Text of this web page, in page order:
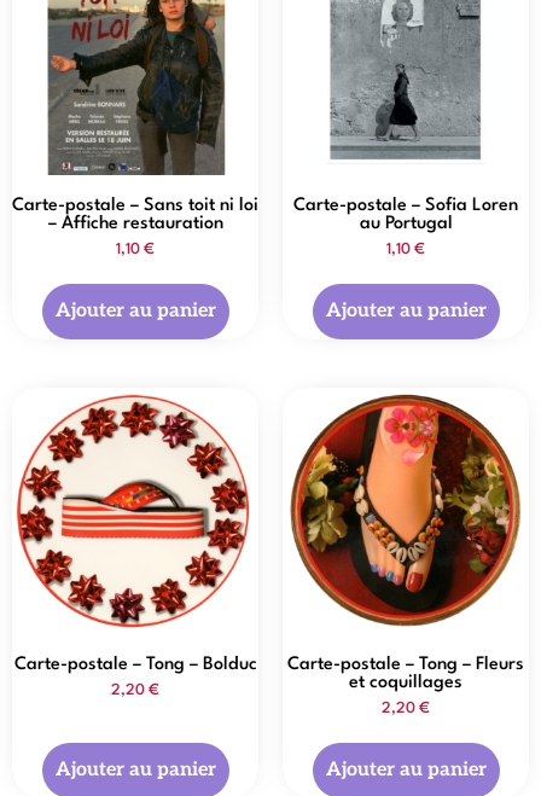
Carte-postale – Sans toit ni loi
– Affiche restauration
1,10 €
Ajouter au panier
Carte-postale – Sofia Loren
au Portugal
1,10 €
Ajouter au panier
Carte-postale – Tong – Bolduc
2,20 €
Ajouter au panier
Carte-postale – Tong – Fleurs
et coquillages
2,20 €
Ajouter au panier